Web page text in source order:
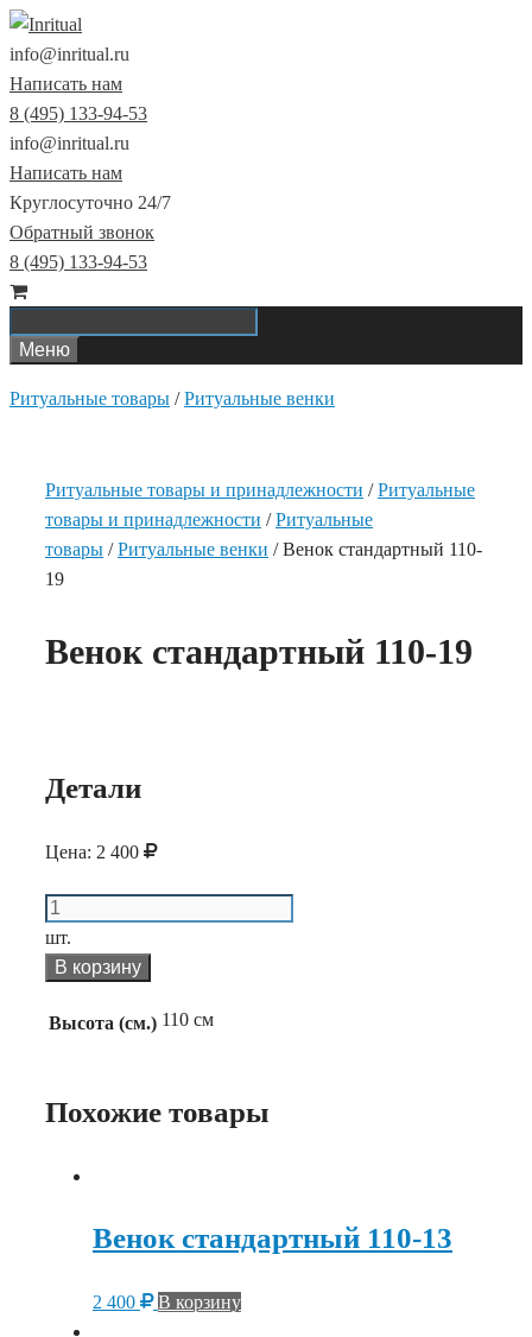
Перейти
к
содержимому
info@inritual.ru
Написать нам
8 (495) 133-94-53
info@inritual.ru
Написать нам
Круглосуточно 24/7
Обратный звонок
8 (495) 133-94-53
Меню
Ритуальные товары /Ритуальные венки
Ритуальные товары и принадлежности /Ритуальные
товары и принадлежности /Ритуальные
товары /Ритуальные венки / Венок стандартный 110-
19
Венок стандартный 110-19
Детали
Цена: 2 400
Количество
Венок
стандартный
19
шт.
В корзину
Высота (см.) 110 см
Похожие товары
Венок стандартный 110-13
2 400 В корзину